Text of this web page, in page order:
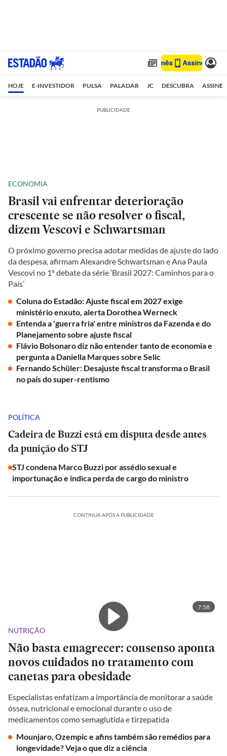
HOJE E-INVESTIDOR PULSA PALADAR JC DESCUBRA ASSINE
PUBLICIDADE
ECONOMIA
Brasil vai enfrentar deterioração
crescente se não resolver o fiscal,
dizem Vescovi e Schwartsman
O próximo governo precisa adotar medidas de ajuste do lado
da despesa, afirmam Alexandre Schwartsman e Ana Paula
Vescovi no 1º debate da série ‘Brasil 2027: Caminhos para o
País’
Coluna do Estadão: Ajuste fiscal em 2027 exige
ministério enxuto, alerta Dorothea Werneck
Entenda a 'guerra fria' entre ministros da Fazenda e do
Planejamento sobre ajuste fiscal
Flávio Bolsonaro diz não entender tanto de economia e
pergunta a Daniella Marques sobre Selic
Fernando Schüler: Desajuste fiscal transforma o Brasil
no país do super-rentismo
POLÍTICA
Cadeira de Buzzi está em disputa desde antes
da punição do STJ
STJ condena Marco Buzzi por assédio sexual e
importunação e indica perda de cargo do ministro
CONTINUA APÓS A PUBLICIDADE
7:58
NUTRIÇÃO
Não basta emagrecer: consenso aponta
novos cuidados no tratamento com
canetas para obesidade
Especialistas enfatizam a importância de monitorar a saúde
óssea, nutricional e emocional durante o uso de
medicamentos como semaglutida e tirzepatida
Mounjaro, Ozempic e afins também são remédios para
longevidade? Veja o que diz a ciência